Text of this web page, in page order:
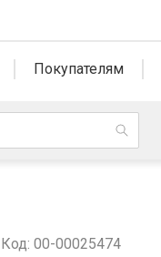
Покупателям
Код: 00-00025474